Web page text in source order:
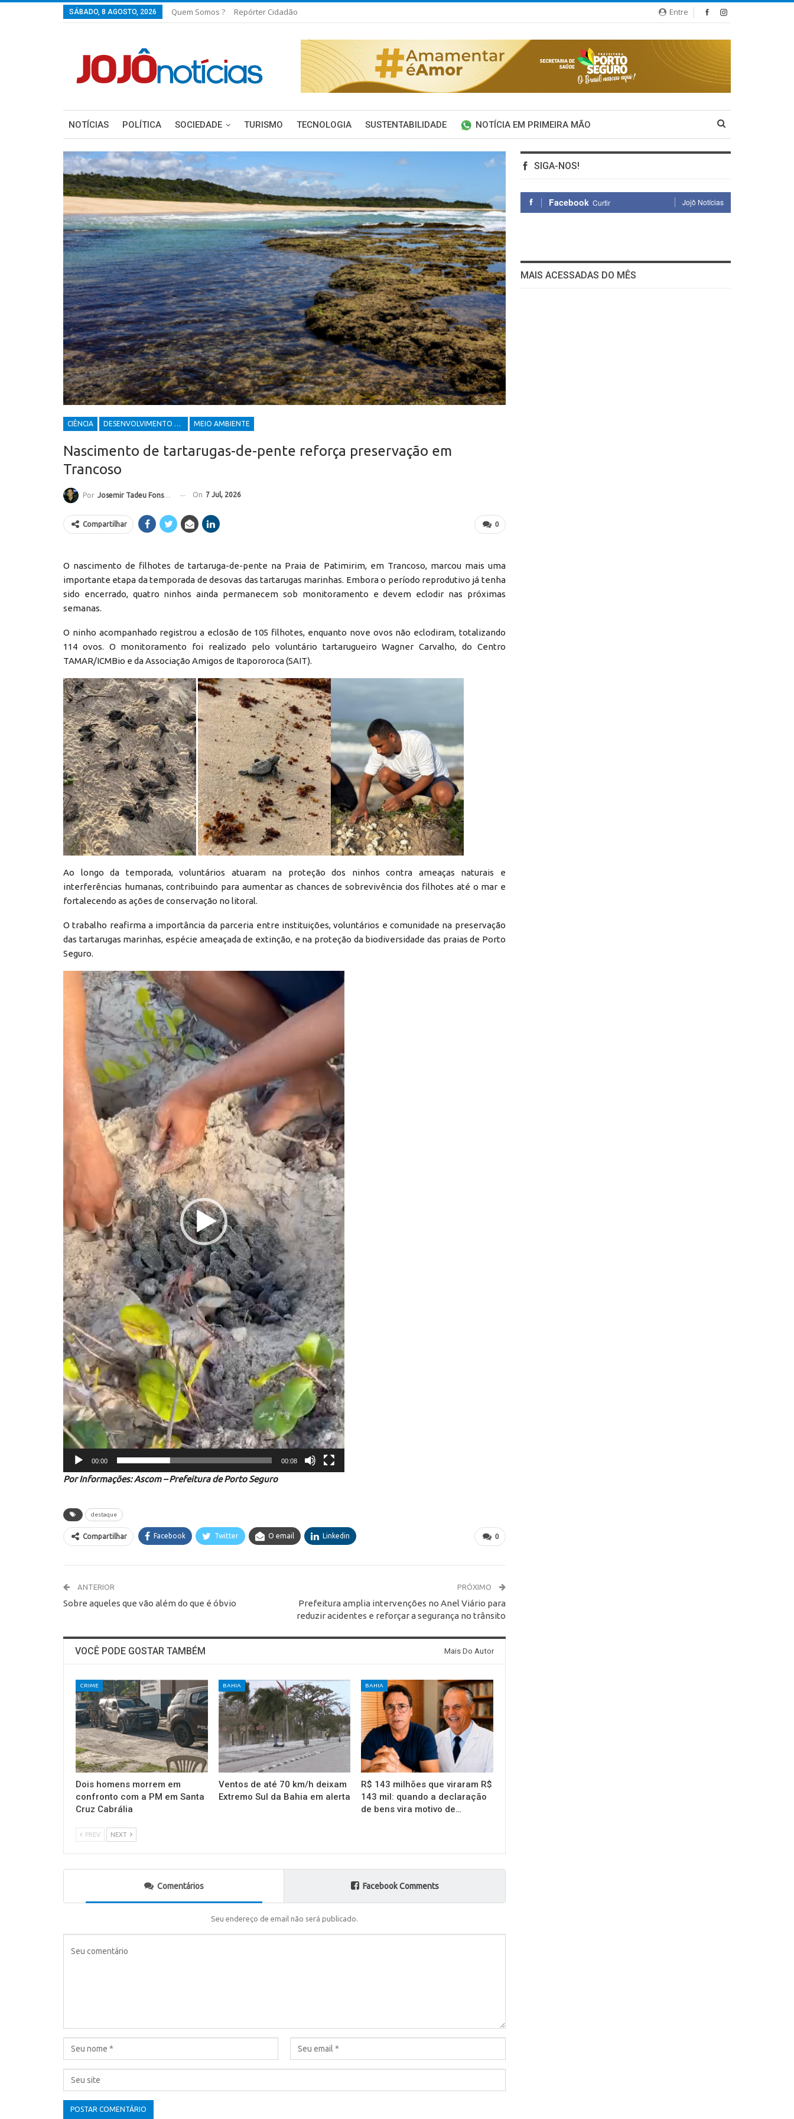
Entre
SÁBADO, 8 AGOSTO, 2026 Quem Somos ? Repórter Cidadão
NOTÍCIAS POLÍTICA SOCIEDADE TURISMO TECNOLOGIA SUSTENTABILIDADE NOTÍCIA EM PRIMEIRA MÃO
CIÊNCIA DESENVOLVIMENTO ECONÔMICO E SOCIAL MEIO AMBIENTE
Nascimento de tartarugas-de-pente reforça preservação em
Trancoso
Por Josemir Tadeu Fonseca On 7 Jul, 2026
0
Compartilhar
O nascimento de filhotes de tartaruga-de-pente na Praia de Patimirim, em Trancoso, marcou mais uma
importante etapa da temporada de desovas das tartarugas marinhas. Embora o período reprodutivo já tenha
sido encerrado, quatro ninhos ainda permanecem sob monitoramento e devem eclodir nas próximas
semanas.
O ninho acompanhado registrou a eclosão de 105 filhotes, enquanto nove ovos não eclodiram, totalizando
114 ovos. O monitoramento foi realizado pelo voluntário tartarugueiro Wagner Carvalho, do Centro
TAMAR/ICMBio e da Associação Amigos de Itapororoca (SAIT).
Ao longo da temporada, voluntários atuaram na proteção dos ninhos contra ameaças naturais e
interferências humanas, contribuindo para aumentar as chances de sobrevivência dos filhotes até o mar e
fortalecendo as ações de conservação no litoral.
O trabalho reafirma a importância da parceria entre instituições, voluntários e comunidade na preservação
das tartarugas marinhas, espécie ameaçada de extinção, e na proteção da biodiversidade das praias de Porto
Seguro.
Reprodutor
00:00 00:08
Por Informações: Ascom – Prefeitura de Porto Seguro
destaque
0
Compartilhar Facebook Twitter O email Linkedin
ANTERIOR
Sobre aqueles que vão além do que é óbvio
PRÓXIMO
Prefeitura amplia intervenções no Anel Viário para
reduzir acidentes e reforçar a segurança no trânsito
VOCÊ PODE GOSTAR TAMBÉM Mais Do Autor
CRIME
Dois homens morrem em
confronto com a PM em Santa
Cruz Cabrália
BAHIA
Ventos de até 70 km/h deixam
Extremo Sul da Bahia em alerta
BAHIA
R$ 143 milhões que viraram R$
143 mil: quando a declaração
de bens vira motivo de…
PREV NEXT
Comentários Facebook Comments
Seu endereço de email não será publicado.
SIGA-NOS!
Facebook Curtir Jojô Notícias
MAIS ACESSADAS DO MÊS